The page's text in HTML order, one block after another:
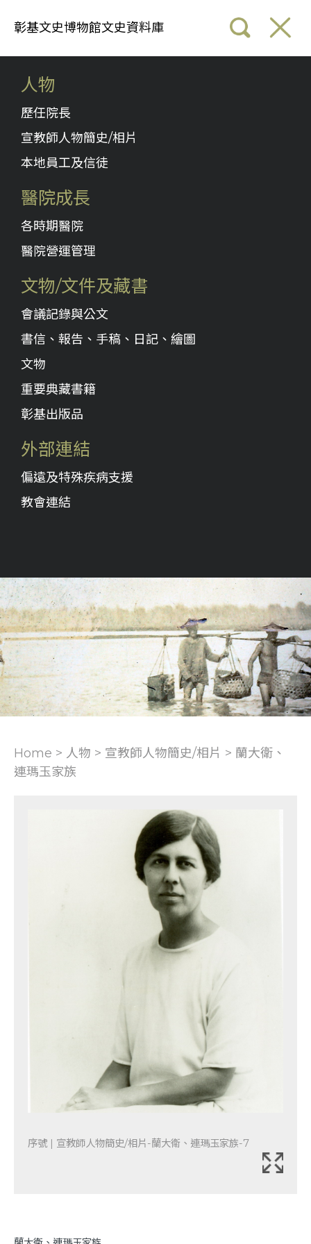
彰基文史博物館文史資料庫
人物
歷任院長
宣教師人物簡史/相片
本地員工及信徒
醫院成長
各時期醫院
醫院營運管理
文物/文件及藏書
會議記錄與公文
書信、報告、手稿、日記、繪圖
文物
重要典藏書籍
彰基出版品
外部連結
偏遠及特殊疾病支援
教會連結
Home > 人物 > 宣教師人物簡史/相片 > 蘭大衛、
連瑪玉家族
序號 | 宣教師人物簡史/相片-蘭大衛、連瑪玉家族-7